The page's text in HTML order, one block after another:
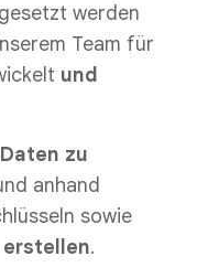
werden
Team für
und
zu
anhand
sowie
.